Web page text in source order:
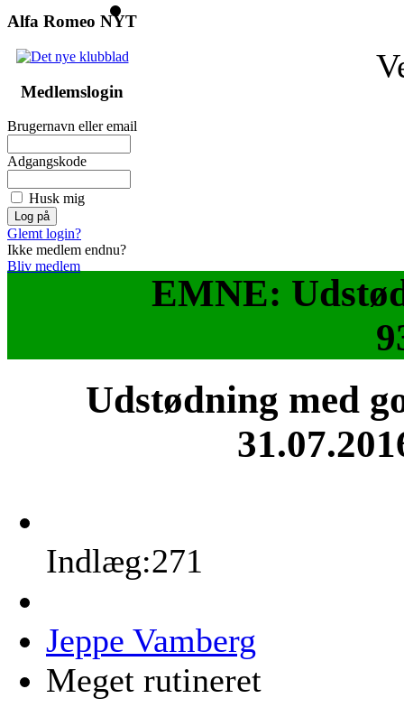
Alfa Romeo NYT
Medlemslogin
Brugernavn eller email
Adgangskode
Husk mig
Glemt login?
Ikke medlem endnu?
Bliv medlem
EMNE:
Udstødning med
Indlæg:271
Jeppe Vamberg
Meget rutineret